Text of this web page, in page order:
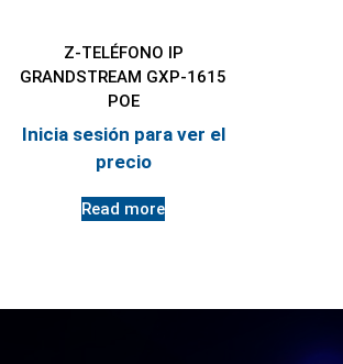
Z-TELÉFONO IP
GRANDSTREAM GXP-1615
POE
Inicia sesión para ver el
precio
Read more